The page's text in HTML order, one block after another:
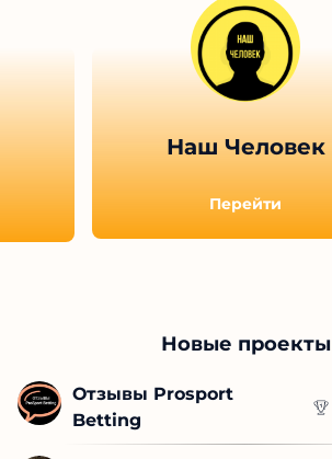
Наш Человек
Перейти
Новые проекты
Отзывы Prosport
Betting